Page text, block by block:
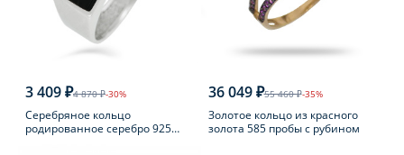
3 409 ₽4 870 ₽-30%
Серебряное кольцо
родированное серебро 925
36 049 ₽55 460 ₽-35%
Золотое кольцо из красного
золота 585 пробы с рубином